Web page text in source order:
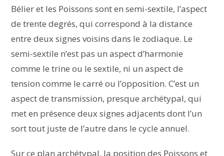
Bélier et les Poissons sont en semi-sextile, l’aspect
de trente degrés, qui correspond à la distance
entre deux signes voisins dans le zodiaque. Le
semi-sextile n’est pas un aspect d’harmonie
comme le trine ou le sextile, ni un aspect de
tension comme le carré ou l’opposition. C’est un
aspect de transmission, presque archétypal, qui
met en présence deux signes adjacents dont l’un
sort tout juste de l’autre dans le cycle annuel.
Sur ce plan archétypal, la position des Poissons et